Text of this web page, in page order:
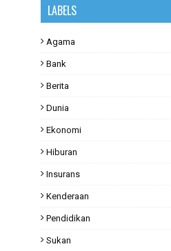
LABELS
Agama
Bank
Berita
Dunia
Ekonomi
Hiburan
Insurans
Kenderaan
Pendidikan
Sukan